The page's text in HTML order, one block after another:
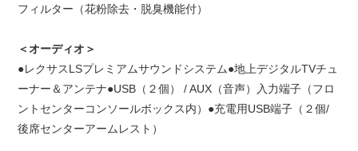
フィルター（花粉除去・脱臭機能付）
＜オーディオ＞
●レクサスLSプレミアムサウンドシステム●地上デジタルTVチュ
ーナー＆アンテナ●USB（２個） / AUX（音声）入力端子（フロ
ントセンターコンソールボックス内）●充電用USB端子（２個/
後席センターアームレスト）